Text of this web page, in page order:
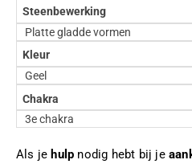
Steenbewerking
Platte gladde vormen
Kleur
Geel
Chakra
3e chakra
Als je hulp nodig hebt bij je